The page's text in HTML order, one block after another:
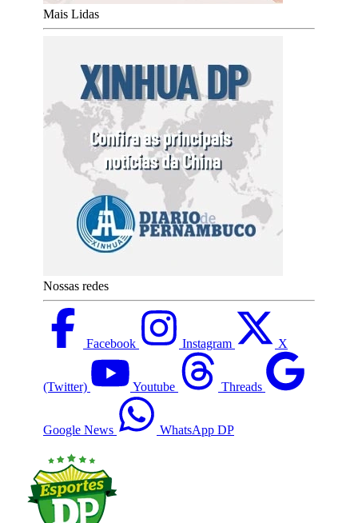
Mais Lidas
Nossas redes
Facebook Instagram X
(Twitter) Youtube Threads
Google News WhatsApp DP